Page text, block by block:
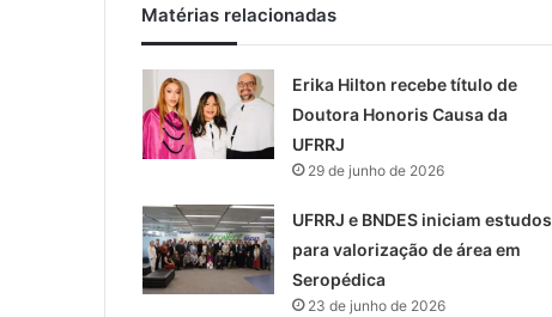
Matérias relacionadas
Erika Hilton recebe título de
Doutora Honoris Causa da
UFRRJ
29 de junho de 2026
UFRRJ e BNDES iniciam estudos
para valorização de área em
Seropédica
23 de junho de 2026